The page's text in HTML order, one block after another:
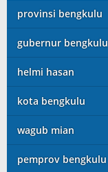
provinsi bengkulu
gubernur bengkulu
helmi hasan
kota bengkulu
wagub mian
pemprov bengkulu